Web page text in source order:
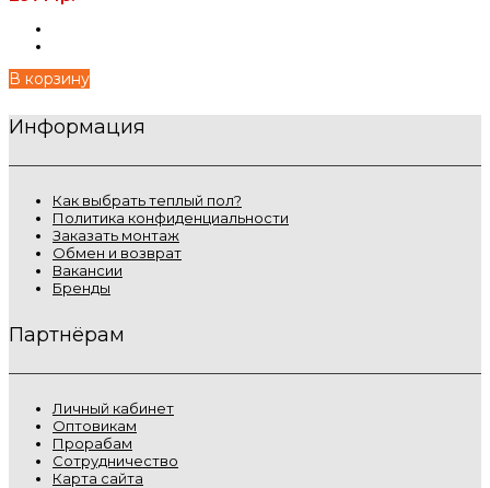
В корзину
Информация
Как выбрать теплый пол?
Политика конфиденциальности
Заказать монтаж
Обмен и возврат
Вакансии
Бренды
Партнёрам
Личный кабинет
Оптовикам
Прорабам
Сотрудничество
Карта сайта